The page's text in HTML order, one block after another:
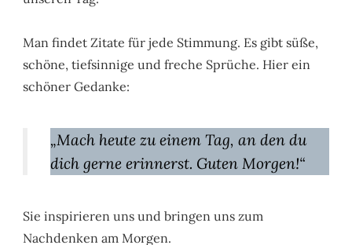
Man findet Zitate für jede Stimmung. Es gibt süße,
schöne, tiefsinnige und freche Sprüche. Hier ein
schöner Gedanke:
„Mach heute zu einem Tag, an den du
dich gerne erinnerst. Guten Morgen!“
Sie inspirieren uns und bringen uns zum
Nachdenken am Morgen.